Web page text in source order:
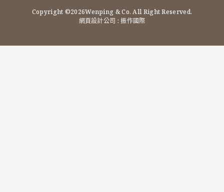
Copyright ©2026Wenping & Co. All Right Reserved.
網頁設計公司 : 振作國際